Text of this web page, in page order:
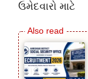
ઉમેદવારો માટે